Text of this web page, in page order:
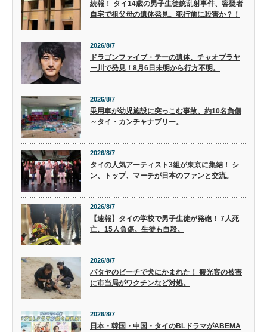
続報！ タイ14歳の男子生徒銃乱射事件、容疑者
自宅で祖父母の遺体発見。犯行前に殺害か？！
2026/8/7
ドラゴンファイブ・テーの遺体、チャオプラヤ
ー川で発見！8月6日未明から行方不明。
2026/8/7
乗用車が幼児施設に突っこむ事故、約10名負傷
～タイ・カンチャナブリー。
2026/8/7
タイの人気アーティスト3組が東京に集結！ シ
ン、トップ、マーチが日本のファンと交流。
2026/8/7
【速報】タイの学校で男子生徒が発砲！ 7人死
亡、15人負傷。生徒も自殺。
2026/8/7
パタヤのビーチで犬にかまれた！ 観光客の被害
に市当局がワクチンなど対処。
2026/8/7
日本・韓国・中国・タイのBLドラマがABEMA